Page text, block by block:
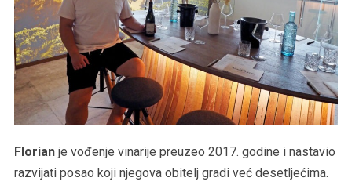
Florianje vođenje vinarije preuzeo 2017. godine i nastavio
razvijati posao koji njegova obitelj gradi već desetljećima.